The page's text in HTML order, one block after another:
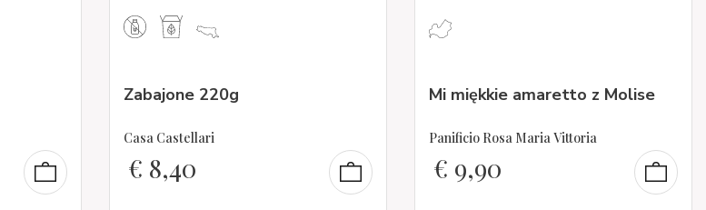
Zabajone 220g
Casa Castellari
€ 8,40
Mi miękkie amaretto z Molise
Panificio Rosa Maria Vittoria
€ 9,90